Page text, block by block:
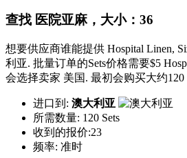
查找 医院亚麻，大小：36
想要供应商谁能提供 Hospital Linen,
利亚. 批量订单的Sets价格需要$5
会选择卖家 美国. 最初会购买大约120
进口到: 澳大利亚
所需数量: 120 Sets
收到的报价:23
频率: 准时